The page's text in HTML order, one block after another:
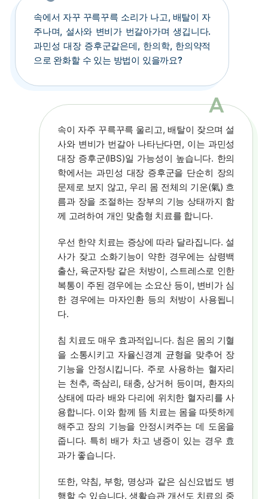
속에서 자꾸 꾸륵꾸륵 소리가 나고, 배탈이 자
주나며, 설사와 변비가 번갈아가며 생깁니다.
과민성 대장 증후군같은데, 한의학, 한의약적
으로 완화할 수 있는 방법이 있을까요?
속이 자주 꾸륵꾸륵 울리고, 배탈이 잦으며 설
사와 변비가 번갈아 나타난다면, 이는 과민성
대장 증후군(IBS)일 가능성이 높습니다. 한의
학에서는 과민성 대장 증후군을 단순히 장의
문제로 보지 않고, 우리 몸 전체의 기운(氣) 흐
름과 장을 조절하는 장부의 기능 상태까지 함
께 고려하여 개인 맞춤형 치료를 합니다.
우선 한약 치료는 증상에 따라 달라집니다. 설
사가 잦고 소화기능이 약한 경우에는 삼령백
출산, 육군자탕 같은 처방이, 스트레스로 인한
복통이 주된 경우에는 소요산 등이, 변비가 심
한 경우에는 마자인환 등의 처방이 사용됩니
다.
침 치료도 매우 효과적입니다. 침은 몸의 기혈
을 소통시키고 자율신경계 균형을 맞추어 장
기능을 안정시킵니다. 주로 사용하는 혈자리
는 천추, 족삼리, 태충, 상거허 등이며, 환자의
상태에 따라 배와 다리에 위치한 혈자리를 사
용합니다. 이와 함께 뜸 치료는 몸을 따뜻하게
해주고 장의 기능을 안정시켜주는 데 도움을
줍니다. 특히 배가 차고 냉증이 있는 경우 효
과가 좋습니다.
또한, 약침, 부항, 명상과 같은 심신요법도 병
행할 수 있습니다. 생활습관 개선도 치료의 중